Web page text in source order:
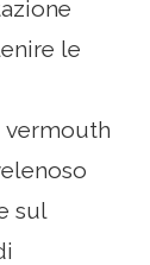
le
vermouth
sul